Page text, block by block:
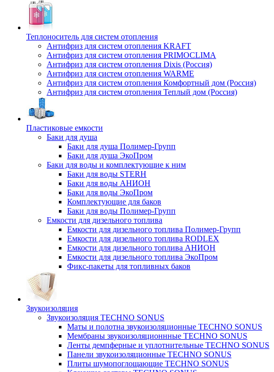
Теплоноситель для систем отопления
Антифриз для систем отопления KRAFT
Антифриз для систем отопления PRIMOCLIMA
Антифриз для систем отопления Dixis (Россия)
Антифриз для систем отопления WARME
Антифриз для систем отопления Комфортный дом (Россия)
Антифриз для систем отопления Теплый дом (Россия)
Пластиковые емкости
Баки для душа
Баки для душа Полимер-Групп
Баки для душа ЭкоПром
Баки для воды и комплектующие к ним
Баки для воды STERH
Баки для воды АНИОН
Баки для воды ЭкоПром
Комплектующие для баков
Баки для воды Полимер-Групп
Емкости для дизельного топлива
Емкости для дизельного топлива Полимер-Групп
Емкости для дизельного топлива RODLEX
Емкости для дизельного топлива АНИОН
Емкости для дизельного топлива ЭкоПром
Фикс-пакеты для топливных баков
Звукоизоляция
Звукоизоляция TECHNO SONUS
Маты и полотна звукоизоляционные TECHNO SONUS
Мембраны звукоизоляционнные TECHNO SONUS
Ленты демпферные и уплотнительные TECHNO SONUS
Панели звукоизоляционные TECHNO SONUS
Плиты шумопоглощающие TECHNO SONUS